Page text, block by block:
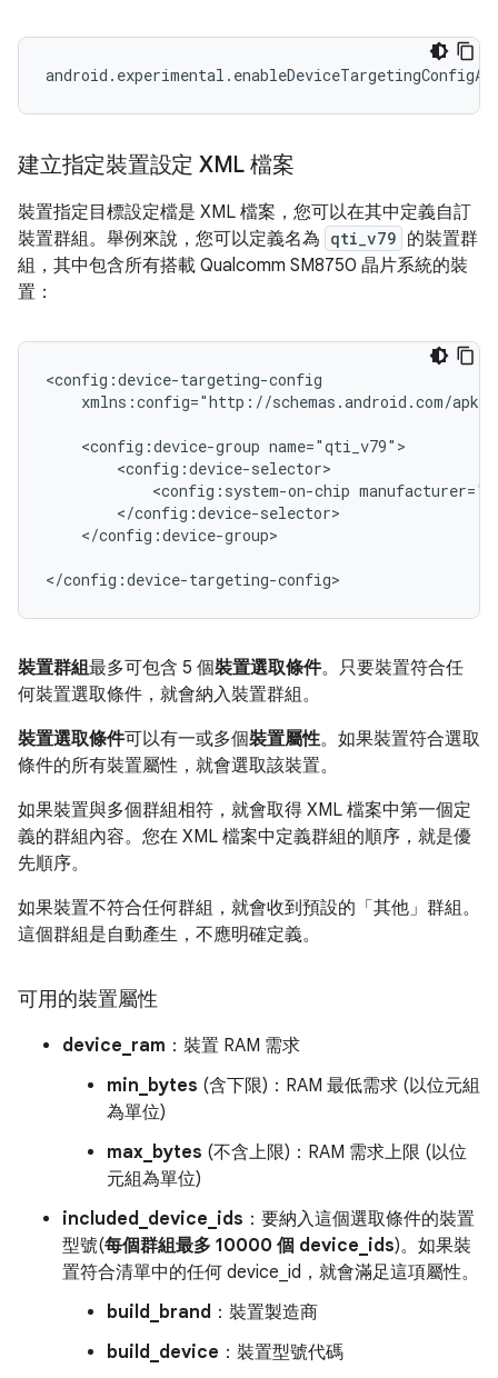
建立指定裝置設定 XML 檔案
裝置指定目標設定檔是 XML 檔案，您可以在其中定義自訂
裝置群組。舉例來說，您可以定義名為 qti_v79 的裝置群
組，其中包含所有搭載 Qualcomm SM8750 晶片系統的裝
置：
xmlns:config="http://schemas.android.com/apk/
<config:device-group
<config:system-on-chip
</config:device-group>
裝置群組最多可包含 5 個裝置選取條件。只要裝置符合任
何裝置選取條件，就會納入裝置群組。
裝置選取條件可以有一或多個裝置屬性。如果裝置符合選取
條件的所有裝置屬性，就會選取該裝置。
如果裝置與多個群組相符，就會取得 XML 檔案中第一個定
義的群組內容。您在 XML 檔案中定義群組的順序，就是優
先順序。
如果裝置不符合任何群組，就會收到預設的「其他」群組。
這個群組是自動產生，不應明確定義。
可用的裝置屬性
device_ram ：裝置 RAM 需求
min_bytes (含下限) ：RAM 最低需求 (以位元組
為單位)
max_bytes (不含上限) ：RAM 需求上限 (以位
元組為單位)
included_device_ids ：要納入這個選取條件的裝置
型號(每個群組最多 10000 個 device_ids)。如果裝
置符合清單中的任何 device_id，就會滿足這項屬性。
build_brand ：裝置製造商
build_device ：裝置型號代碼